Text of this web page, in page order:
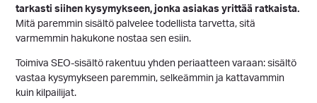
tarkasti siihen kysymykseen, jonka asiakas yrittää ratkaista.
Mitä paremmin sisältö palvelee todellista tarvetta, sitä
varmemmin hakukone nostaa sen esiin.
Toimiva SEO-sisältö rakentuu yhden periaatteen varaan: sisältö
vastaa kysymykseen paremmin, selkeämmin ja kattavammin
kuin kilpailijat.